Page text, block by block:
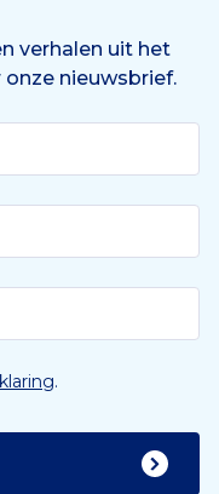
verhalen uit het
onze nieuwsbrief.
.